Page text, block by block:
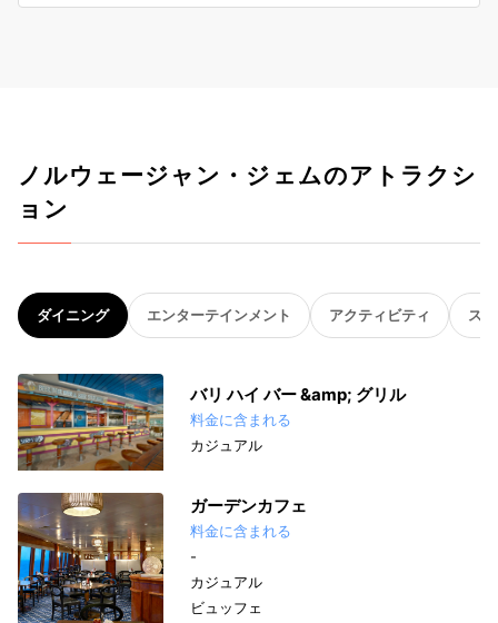
ノルウェージャン・ジェムのアトラクシ
ョン
ダイニング エンターテインメント アクティビティ ス
バリ ハイ バー &amp; グリル
料金に含まれる
カジュアル
ガーデンカフェ
料金に含まれる
-
カジュアル
ビュッフェ